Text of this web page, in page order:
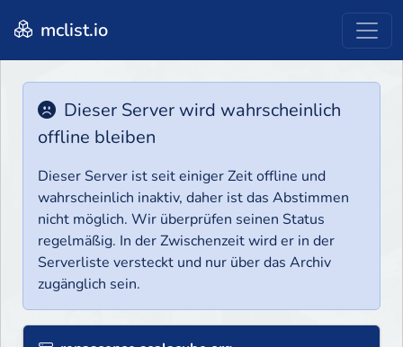
mclist.io
Dieser Server wird wahrscheinlich
offline bleiben
Dieser Server ist seit einiger Zeit offline und
wahrscheinlich inaktiv, daher ist das Abstimmen
nicht möglich. Wir überprüfen seinen Status
regelmäßig. In der Zwischenzeit wird er in der
Serverliste versteckt und nur über das Archiv
zugänglich sein.